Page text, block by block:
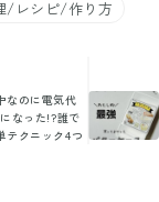
/レシピ/作り方
なのに電気代
なった!?誰で
テクニック4つ